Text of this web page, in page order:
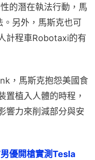
的潛在執法行動，馬
另外，馬斯克也可
計程車Robotaxi的有
，馬斯克抱怨美國食
置植入人體的時程，
響力來削減部分與安
優開槍實測Tesla